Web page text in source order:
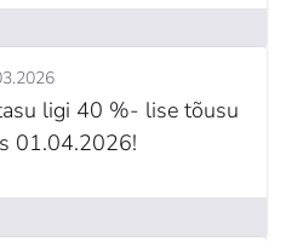
ligi 40 %- lise tõusu
01.04.2026!